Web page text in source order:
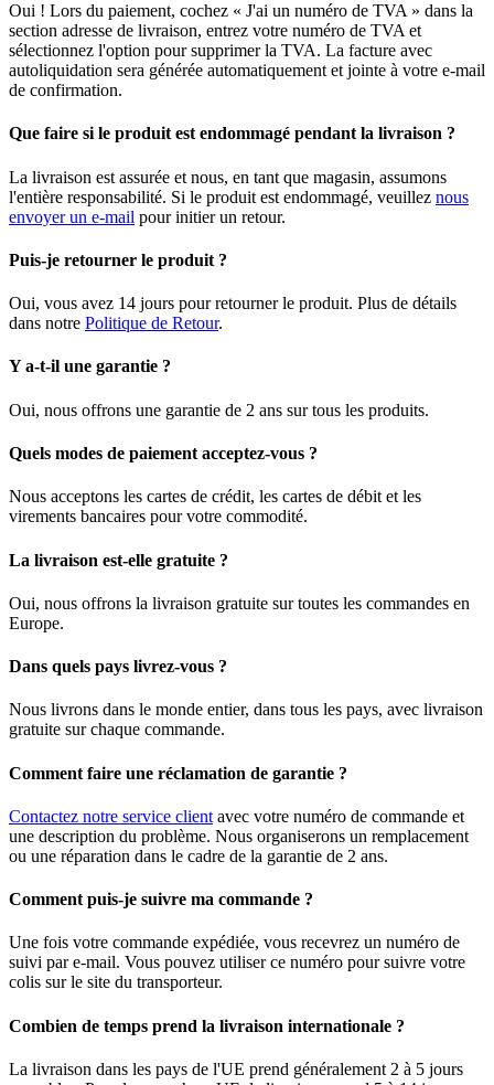
Oui ! Lors du paiement, cochez « J'ai un numéro de TVA » dans la
section adresse de livraison, entrez votre numéro de TVA et
sélectionnez l'option pour supprimer la TVA. La facture avec
autoliquidation sera générée automatiquement et jointe à votre e-mail
de confirmation.
Que faire si le produit est endommagé pendant la livraison ?
La livraison est assurée et nous, en tant que magasin, assumons
l'entière responsabilité. Si le produit est endommagé, veuillez nous
envoyer un e-mail pour initier un retour.
Puis-je retourner le produit ?
Oui, vous avez 14 jours pour retourner le produit. Plus de détails
dans notre Politique de Retour.
Y a-t-il une garantie ?
Oui, nous offrons une garantie de 2 ans sur tous les produits.
Quels modes de paiement acceptez-vous ?
Nous acceptons les cartes de crédit, les cartes de débit et les
virements bancaires pour votre commodité.
La livraison est-elle gratuite ?
Oui, nous offrons la livraison gratuite sur toutes les commandes en
Europe.
Dans quels pays livrez-vous ?
Nous livrons dans le monde entier, dans tous les pays, avec livraison
gratuite sur chaque commande.
Comment faire une réclamation de garantie ?
Contactez notre service client avec votre numéro de commande et
une description du problème. Nous organiserons un remplacement
ou une réparation dans le cadre de la garantie de 2 ans.
Comment puis-je suivre ma commande ?
Une fois votre commande expédiée, vous recevrez un numéro de
suivi par e-mail. Vous pouvez utiliser ce numéro pour suivre votre
colis sur le site du transporteur.
Combien de temps prend la livraison internationale ?
La livraison dans les pays de l'UE prend généralement 2 à 5 jours